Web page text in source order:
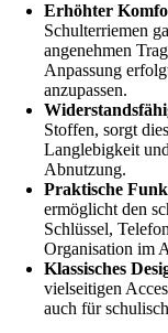
Erhöhter
Schulterriemen
angenehmen
Anpassung
anzupassen.
Stoffen, sorgt
Langlebigkeit
Abnutzung.
Praktische
ermöglicht den
Schlüssel,
Organisation im
Klassisches
vielseitigen
auch für